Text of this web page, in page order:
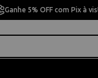
Ganhe 5% OFF com Pix à